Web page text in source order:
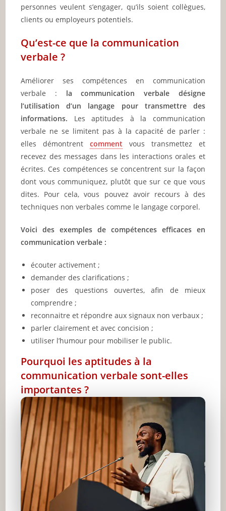
personnes veulent s’engager, qu’ils soient collègues,
clients ou employeurs potentiels.
Qu’est-ce que la communication
verbale ?
Améliorer ses compétences en communication
verbale : la communication verbale désigne
l’utilisation d’un langage pour transmettre des
informations. Les aptitudes à la communication
verbale ne se limitent pas à la capacité de parler :
elles démontrentcomment vous transmettez et
recevez des messages dans les interactions orales et
écrites. Ces compétences se concentrent sur la façon
dont vous communiquez, plutôt que sur ce que vous
dites. Pour cela, vous pouvez avoir recours à des
techniques non verbales comme le langage corporel.
Voici des exemples de compétences efficaces en
communication verbale :
écouter activement ;
demander des clarifications ;
poser des questions ouvertes, afin de mieux
comprendre ;
reconnaitre et répondre aux signaux non verbaux ;
parler clairement et avec concision ;
utiliser l’humour pour mobiliser le public.
Pourquoi les aptitudes à la
communication verbale sont-elles
importantes ?